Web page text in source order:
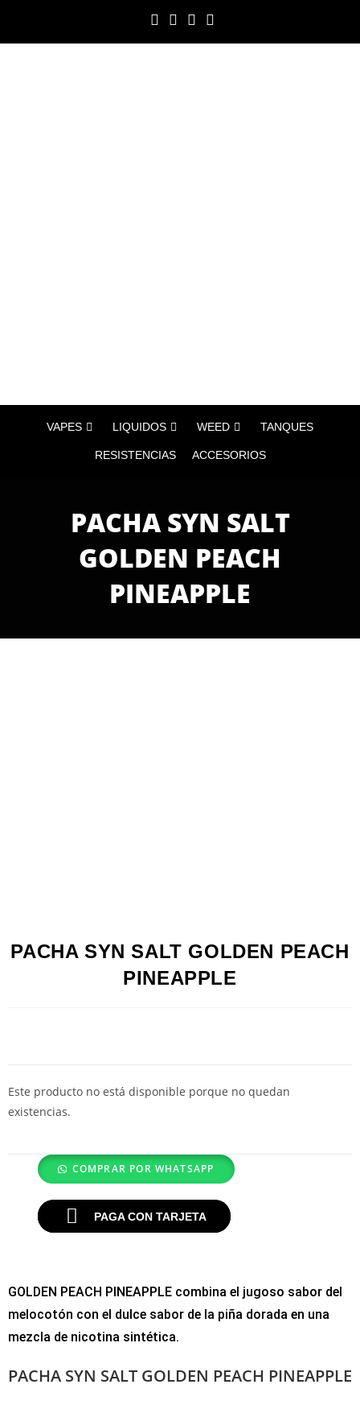
VAPES LIQUIDOS WEED TANQUES
RESISTENCIAS ACCESORIOS
PACHA SYN SALT
GOLDEN PEACH
PINEAPPLE
PACHA SYN SALT GOLDEN PEACH
PINEAPPLE
Este producto no está disponible porque no quedan
existencias.
COMPRAR POR WHATSAPP
PAGA CON TARJETA
GOLDEN PEACH PINEAPPLE combina el jugoso sabor del
melocotón con el dulce sabor de la piña dorada en una
mezcla de nicotina sintética.
PACHA SYN SALT GOLDEN PEACH PINEAPPLE